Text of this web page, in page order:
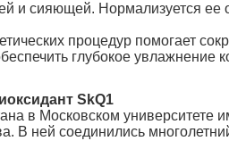
и сияющей. Нормализуется
процедур помогает
глубокое увлажнение
SkQ1
в Московском
В ней соединились